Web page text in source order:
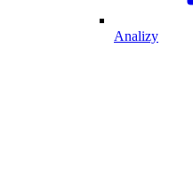
Analizy